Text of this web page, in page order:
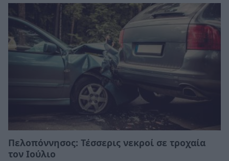
Πελοπόννησος: Τέσσερις νεκροί σε τροχαία
τον Ιούλιο